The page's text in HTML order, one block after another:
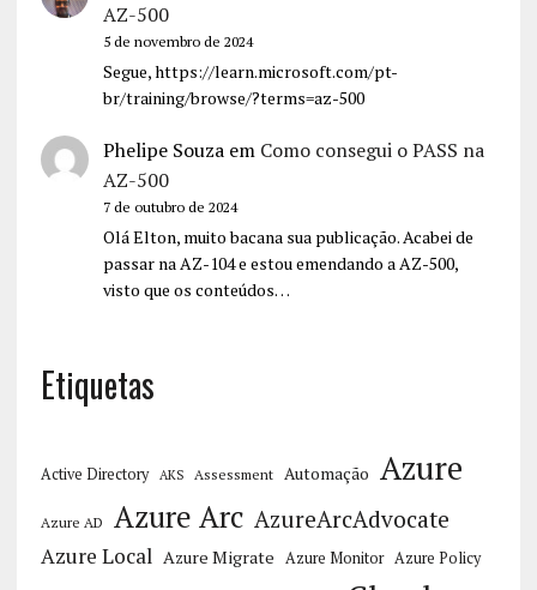
AZ-500
5 de novembro de 2024
Segue, https://learn.microsoft.com/pt-
br/training/browse/?terms=az-500
Phelipe Souzaem Como consegui o PASS na
AZ-500
7 de outubro de 2024
Olá Elton, muito bacana sua publicação. Acabei de
passar na AZ-104 e estou emendando a AZ-500,
visto que os conteúdos…
Etiquetas
Active Directory AKS Assessment Automação Azure
Azure AD Azure Arc AzureArcAdvocate
Azure Local Azure Migrate Azure Monitor Azure Policy